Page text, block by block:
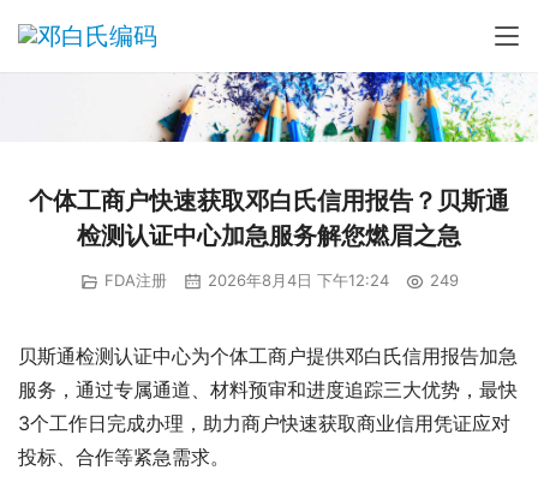
个体工商户快速获取邓白氏信用报告？贝斯通
检测认证中心加急服务解您燃眉之急
FDA注册 2026年8月4日 下午12:24 249
贝斯通检测认证中心为个体工商户提供邓白氏信用报告加急
服务，通过专属通道、材料预审和进度追踪三大优势，最快
3个工作日完成办理，助力商户快速获取商业信用凭证应对
投标、合作等紧急需求。